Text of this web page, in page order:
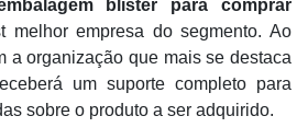
blister para comprar
melhor empresa do segmento. Ao
a organização que mais se destaca
um suporte completo para
sobre o produto a ser adquirido.